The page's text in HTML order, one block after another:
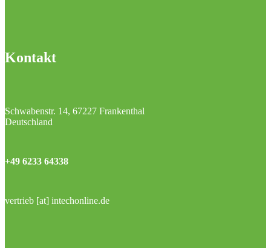
Kontakt
Schwabenstr. 14, 67227 Frankenthal
Deutschland
+49 6233 64338
vertrieb [at] intechonline.de